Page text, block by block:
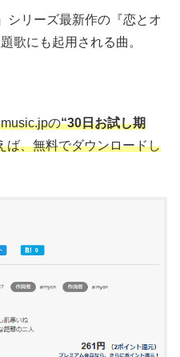
シリーズ最新作の『恋とオ
歌にも起用される曲。
の“30日お試し期
ば、無料でダウンロードし